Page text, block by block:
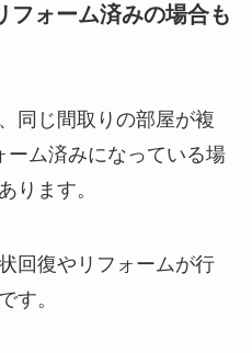
フォーム済みの場合も
同じ間取りの部屋が複
ーム済みになっている場
ります。
回復やリフォームが行
す。